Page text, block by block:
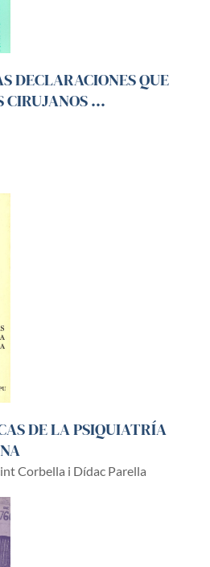
DECLARACIONES QUE
CIRUJANOS ...
DE LA PSIQUIATRÍA
Corbella i Dídac Parella